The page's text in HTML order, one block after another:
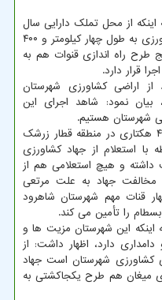
اینکه از محل تملک دارایی سال
کشاورزی به طول چهار کیلومتر و ۴۰۰
طرح راه اندازی قنوات هم به
اشاره به اینکه ۳۴ درصد از اراضی کشاورزی شهرستان
نمود: شاهد اجرای این
وی در مورد طرح راه اندازی شهرک ۴۰۷ هکتاری در منطقه قطار زرشک
با استعلام از جهاد کشاورزی
داشته و هیچ استعلامی هم از
مخالفت جهاد به علت مرتعی
قنات مهم شهرستان شاهرود
را تأمین می کند.
اینکه این شهرستان مزیت ها و
دارد، اظهار داشت: از
کشاورزی شهرستان است جهاد
میغان هم طرح یکجاکشتی به